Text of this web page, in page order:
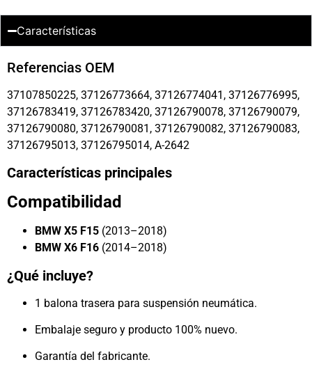
Características
Referencias OEM
37107850225, 37126773664, 37126774041, 37126776995,
37126783419, 37126783420, 37126790078, 37126790079,
37126790080, 37126790081, 37126790082, 37126790083,
37126795013, 37126795014, A-2642
Características principales
Compatibilidad
BMW X5 F15 (2013–2018)
BMW X6 F16 (2014–2018)
¿Qué incluye?
1 balona trasera para suspensión neumática.
Embalaje seguro y producto 100% nuevo.
Garantía del fabricante.